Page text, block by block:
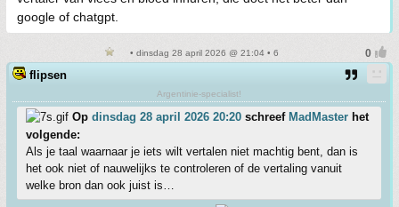
google of chatgpt.
• dinsdag 28 april 2026 @ 21:04 • 6
flipsen
Argentinie-specialist!
Op dinsdag 28 april 2026 20:20 schreef MadMaster het
volgende:
Als je taal waarnaar je iets wilt vertalen niet machtig bent, dan is
het ook niet of nauwelijks te controleren of de vertaling vanuit
welke bron dan ook juist is…